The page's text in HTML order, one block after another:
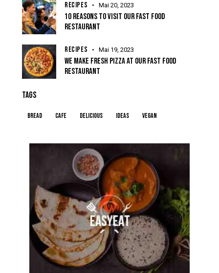
RECIPES Mai 20, 2023
10 REASONS TO VISIT OUR FAST FOOD
RESTAURANT
RECIPES Mai 19, 2023
WE MAKE FRESH PIZZA AT OUR FAST FOOD
RESTAURANT
TAGS
Bread Cafe Delicious Ideas Vegan